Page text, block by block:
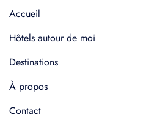
Accueil
Hôtels autour de moi
Destinations
À propos
Contact